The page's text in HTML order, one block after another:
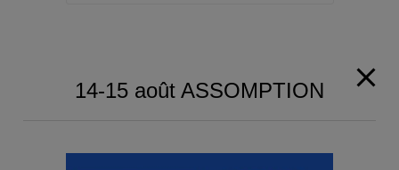
14-15 août ASSOMPTION